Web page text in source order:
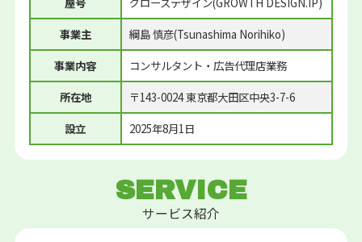
事業主
綱島 慎彦(Tsunashima Norihiko)
事業内容
コンサルタント・広告代理店業務
所在地
〒143-0024 東京都大田区中央3-7-6
設立
2025年8月1日
SERVICE
サービス紹介